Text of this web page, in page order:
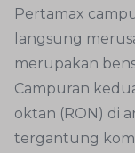
Pertamax
langsung
merupakan
Campuran
oktan (RON) di
tergantung